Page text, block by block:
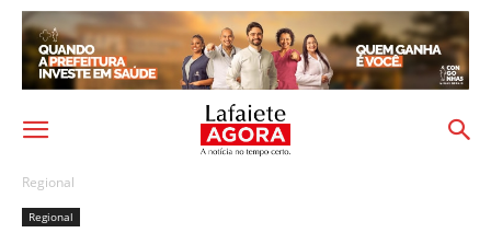
Regional
Regional